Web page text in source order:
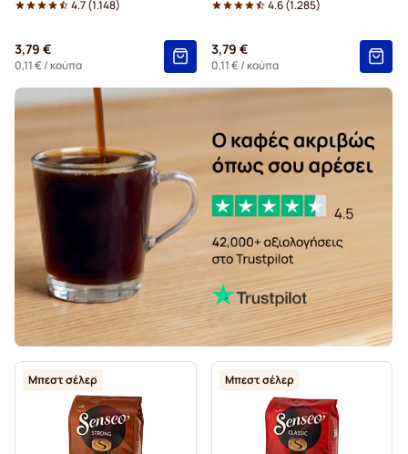
Ταμπλέτες για Senseo Black Coffee for Senseo®
Για Senseo® Kaffekapslen για Senseo®
4.7(1.148)
3,79 €
0,11 €/ κούπα
4.6(1.285)
3,79 €
0,11 €/ κούπα
Μπεστ σέλερ Μπεστ σέλερ